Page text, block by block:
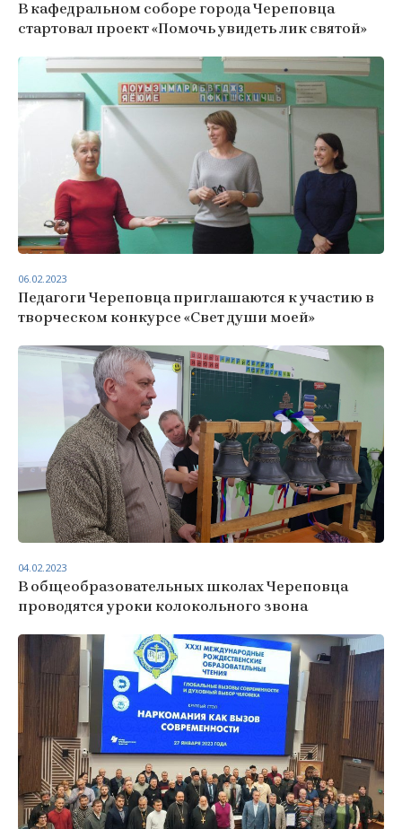
В кафедральном соборе города Череповца
стартовал проект «Помочь увидеть лик святой»
Педагоги Череповца приглашаются к участию в
творческом конкурсе «Свет души моей»
06.02.2023
В общеобразовательных школах Череповца
проводятся уроки колокольного звона
04.02.2023